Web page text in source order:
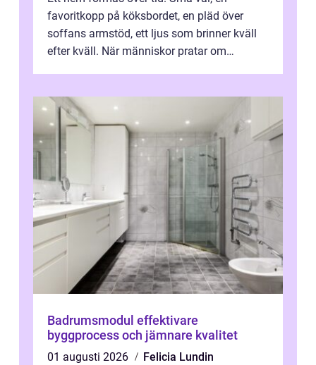
favoritkopp på köksbordet, en pläd över
soffans armstöd, ett ljus som brinner kväll
efter kväll. När människor pratar om
Badrumsmodul effektivare
byggprocess och jämnare kvalitet
01 augusti 2026
Felicia Lundin